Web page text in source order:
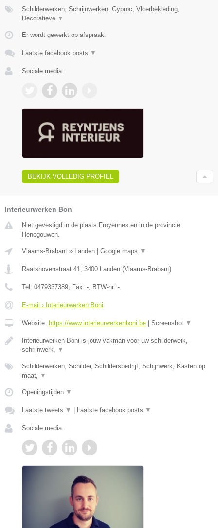
Schilderwerken, Schrijnwerken, Gyproc, Vloerbekleding,
Decoratieve ▼
Er wordt gewerkt op afspraak.
Laatste facebook posts ▼
Sociale media:
BEKIJK VOLLEDIG PROFIEL
Interieurwerken Boni
Niet gevestigd in de plaats Froyennes en in de provincie
Henegouwen.
Vlaams-Brabant » Landen Google maps ▼
Raatshovenstraat 41, 3400 Landen (Vlaams-Brabant)
Tel: 0479337389, Fax: -, BTW-nr: -
E-mail › Interieurwerken Boni
Website: https://www.interieurwerkenboni.be Screenshot ▼
Interieurwerken Boni is jouw vakman voor uw schilderwerk,
schrijnwerk, ▼
Schilderwerken, Schilder, Schildersbedrijf, Schijnwerk, Kasten op
maat, ▼
Openingstijden ▼
Laatste tweets ▼ Laatste facebook posts ▼
Sociale media: